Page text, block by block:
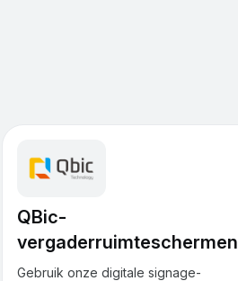
QBic-
vergaderruimteschermen
Gebruik onze digitale signage-